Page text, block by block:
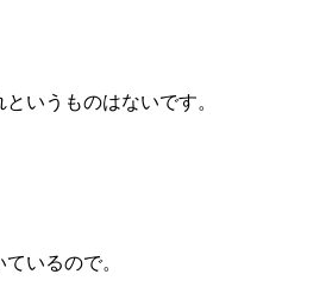
いうものはないです。
いるので。